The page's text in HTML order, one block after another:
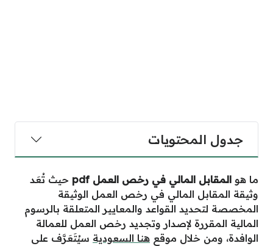
جدول المحتويات
ما هو المقابل المالي في رخص العمل pdf
حيث تُعَد
وثيقة المقابل المالي في رخص العمل الوثيقة
المخصصة لتحديد القواعد والمعايير المتعلقة بالرسوم
المالية المقررة لإصدار وتجديد رخص العمل للعمالة
الوافدة، ومن خلال موقع هنا السعودية سيُتَعَرَّف على